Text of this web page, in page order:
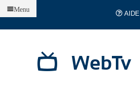
AIDE
WebTv
Menu